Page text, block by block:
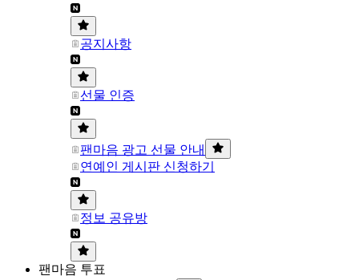
공지사항
선물 인증
팬마음 광고 선물 안내
연예인 게시판 신청하기
정보 공유방
팬마음 투표